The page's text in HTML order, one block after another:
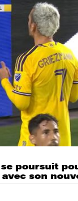
poursuit
son